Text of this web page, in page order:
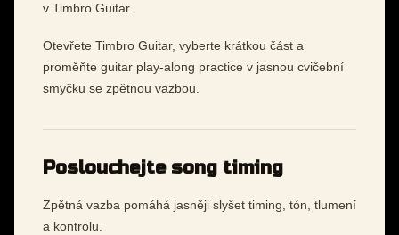
v Timbro Guitar.
Otevřete Timbro Guitar, vyberte krátkou část a
proměňte guitar play-along practice v jasnou cvičební
smyčku se zpětnou vazbou.
Poslouchejte song timing
Zpětná vazba pomáhá jasněji slyšet timing, tón, tlumení
a kontrolu.